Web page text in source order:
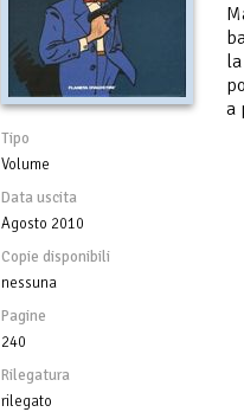
Tipo
Volume
Data uscita
Agosto 2010
Copie disponibili
nessuna
Pagine
240
Rilegatura
rilegato
a